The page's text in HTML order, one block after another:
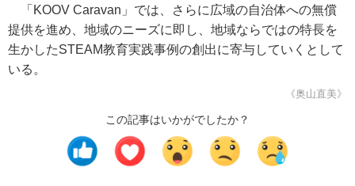
「KOOV Caravan」では、さらに広域の自治体への無償
提供を進め、地域のニーズに即し、地域ならではの特長を
生かしたSTEAM教育実践事例の創出に寄与していくとして
いる。
《奥山直美》
この記事はいかがでしたか？